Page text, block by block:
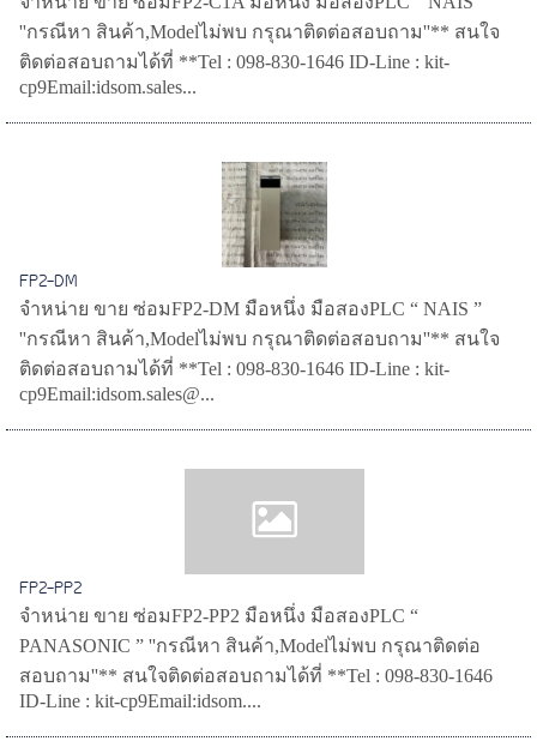
''กรณีหา สินค้า,Modelไม่พบ กรุณาติดต่อสอบถาม''** สนใจ
ติดต่อสอบถามได้ที่ **Tel : 098-830-1646 ID-Line : kit-
cp9Email:idsom.sales...
FP2-DM
จำหน่าย ขาย ซ่อมFP2-DM มือหนึ่ง มือสองPLC “ NAIS ”
''กรณีหา สินค้า,Modelไม่พบ กรุณาติดต่อสอบถาม''** สนใจ
ติดต่อสอบถามได้ที่ **Tel : 098-830-1646 ID-Line : kit-
cp9Email:idsom.sales@...
FP2-PP2
จำหน่าย ขาย ซ่อมFP2-PP2 มือหนึ่ง มือสองPLC “
PANASONIC ” ''กรณีหา สินค้า,Modelไม่พบ กรุณาติดต่อ
สอบถาม''** สนใจติดต่อสอบถามได้ที่ **Tel : 098-830-1646
ID-Line : kit-cp9Email:idsom....